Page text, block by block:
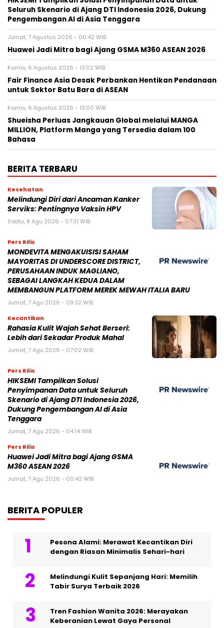
Seluruh Skenario di Ajang DTI Indonesia 2026, Dukung
Pengembangan AI di Asia Tenggara
Jumat, 7 Agustus 2026 - 00:42 WIB
Huawei Jadi Mitra bagi Ajang GSMA M360 ASEAN 2026
Kamis, 6 Agustus 2026 - 13:02 WIB
Fair Finance Asia Desak Perbankan Hentikan Pendanaan
untuk Sektor Batu Bara di ASEAN
Kamis, 6 Agustus 2026 - 13:00 WIB
Shueisha Perluas Jangkauan Global melalui MANGA
MILLION, Platform Manga yang Tersedia dalam 100
Bahasa
BERITA TERBARU
Kesehatan
Melindungi Diri dari Ancaman Kanker
Serviks: Pentingnya Vaksin HPV
Sabtu, 8 Agu 2026 - 07:31 WIB
Pers Rilis
MONDEVITA MENGAKUISISI SAHAM
MAYORITAS DI UNDERSCORE DISTRICT,
PERUSAHAAN INDUK MAGLIANO,
SEBAGAI LANGKAH KEDUA DALAM
MEMBANGUN PLATFORM MEREK MEWAH ITALIA BARU
Jumat, 7 Agu 2026 - 09:32 WIB
Kecantikan
Rahasia Kulit Wajah Sehat Berseri:
Lebih dari Sekadar Produk Mahal
Jumat, 7 Agu 2026 - 07:02 WIB
Pers Rilis
HIKSEMI Tampilkan Solusi
Penyimpanan Data untuk Seluruh
Skenario di Ajang DTI Indonesia 2026,
Dukung Pengembangan AI di Asia
Tenggara
Jumat, 7 Agu 2026 - 04:14 WIB
Pers Rilis
Huawei Jadi Mitra bagi Ajang GSMA
M360 ASEAN 2026
Jumat, 7 Agu 2026 - 00:42 WIB
BERITA POPULER
Pesona Alami: Merawat Kecantikan Diri
dengan Riasan Minimalis Sehari-hari
Melindungi Kulit Sepanjang Hari: Memilih
Tabir Surya Terbaik 2026
Tren Fashion Wanita 2026: Merayakan
Keberanian Lewat Gaya Personal